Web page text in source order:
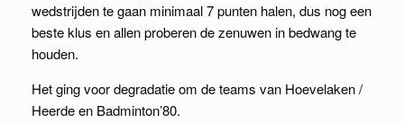
wedstrijden te gaan minimaal 7 punten halen, dus nog een
beste klus en allen proberen de zenuwen in bedwang te
houden.
Het ging voor degradatie om de teams van Hoevelaken /
Heerde en Badminton’80.